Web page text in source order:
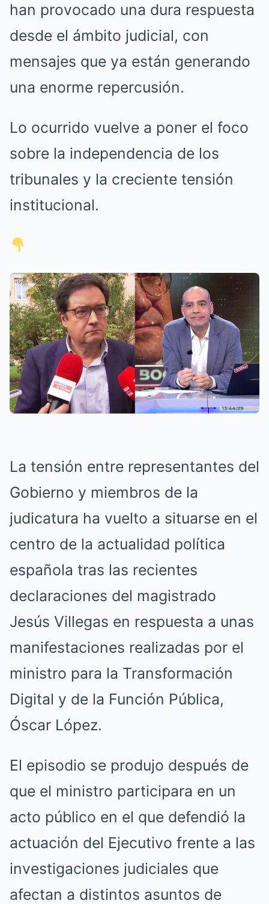
han provocado una dura respuesta
desde el ámbito judicial, con
mensajes que ya están generando
una enorme repercusión.
Lo ocurrido vuelve a poner el foco
sobre la independencia de los
tribunales y la creciente tensión
institucional.
La tensión entre representantes del
Gobierno y miembros de la
judicatura ha vuelto a situarse en el
centro de la actualidad política
española tras las recientes
declaraciones del magistrado
Jesús Villegas en respuesta a unas
manifestaciones realizadas por el
ministro para la Transformación
Digital y de la Función Pública,
Óscar López.
El episodio se produjo después de
que el ministro participara en un
acto público en el que defendió la
actuación del Ejecutivo frente a las
investigaciones judiciales que
afectan a distintos asuntos de